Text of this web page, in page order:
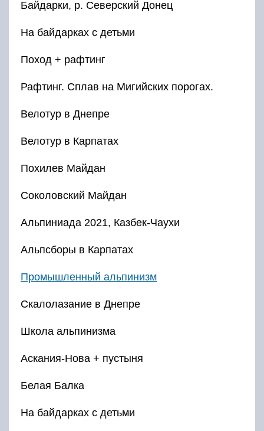
Байдарки, р. Северский Донец
На байдарках с детьми
Поход + рафтинг
Рафтинг. Сплав на Мигийских порогах.
Велотур в Днепре
Велотур в Карпатах
Похилев Майдан
Соколовский Майдан
Альпиниада 2021, Казбек-Чаухи
Альпсборы в Карпатах
Промышленный альпинизм
Скалолазание в Днепре
Школа альпинизма
Аскания-Нова + пустыня
Белая Балка
На байдарках с детьми